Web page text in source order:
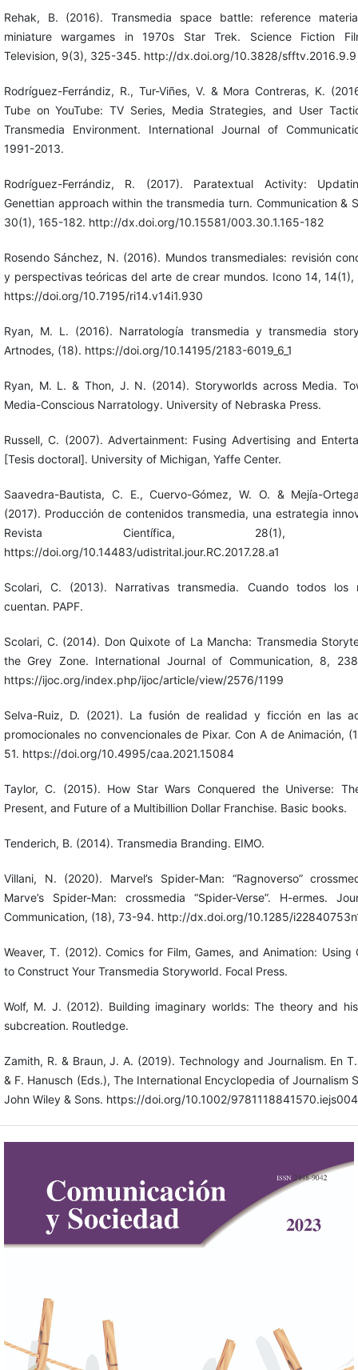
Rehak, B. (2016). Transmedia space battle: reference
miniature wargames in 1970s Star Trek. Science Fiction
Television, 9(3), 325-345. http://dx.doi.org/10.3828/sfftv.2016.9.9
Rodríguez-Ferrándiz, R., Tur-Viñes, V. & Mora Contreras, K.
Tube on YouTube: TV Series, Media Strategies, and User
Transmedia Environment. International Journal of
1991-2013.
Rodríguez-Ferrándiz, R. (2017). Paratextual Activity:
Genettian approach within the transmedia turn. Communication &
30(1), 165-182. http://dx.doi.org/10.15581/003.30.1.165-182
Rosendo Sánchez, N. (2016). Mundos transmediales: revisión
y perspectivas teóricas del arte de crear mundos. Icono 14,
https://doi.org/10.7195/ri14.v14i1.930
Ryan, M. L. (2016). Narratología transmedia y transmedia
Artnodes, (18). https://doi.org/10.14195/2183-6019_6_1
Ryan, M. L. & Thon, J. N. (2014). Storyworlds across Media.
Media-Conscious Narratology. University of Nebraska Press.
Russell, C. (2007). Advertainment: Fusing Advertising and
[Tesis doctoral]. University of Michigan, Yaffe Center.
Saavedra-Bautista, C. E., Cuervo-Gómez, W. O. & Mejía-
(2017). Producción de contenidos transmedia, una estrategia
Revista Científica, 28(1), 6-
https://doi.org/10.14483/udistrital.jour.RC.2017.28.a1
Scolari, C. (2013). Narrativas transmedia. Cuando todos los
cuentan. PAPF.
Scolari, C. (2014). Don Quixote of La Mancha: Transmedia
the Grey Zone. International Journal of Communication, 8,
https://ijoc.org/index.php/ijoc/article/view/2576/1199
Selva-Ruiz, D. (2021). La fusión de realidad y ficción en las
promocionales no convencionales de Pixar. Con A de Animación,
51. https://doi.org/10.4995/caa.2021.15084
Taylor, C. (2015). How Star Wars Conquered the Universe:
Present, and Future of a Multibillion Dollar Franchise. Basic books.
Tenderich, B. (2014). Transmedia Branding. EIMO.
Villani, N. (2020). Marvel’s Spider-Man: “Ragnoverso”
Marve’s Spider-Man: crossmedia “Spider-Verse”. H-ermes.
Communication, (18), 73-94. http://dx.doi.org/10.1285/
Weaver, T. (2012). Comics for Film, Games, and Animation: Using
to Construct Your Transmedia Storyworld. Focal Press.
Wolf, M. J. (2012). Building imaginary worlds: The theory and
subcreation. Routledge.
Zamith, R. & Braun, J. A. (2019). Technology and Journalism. En
& F. Hanusch (Eds.), The International Encyclopedia of Journalism
John Wiley & Sons. https://doi.org/10.1002/